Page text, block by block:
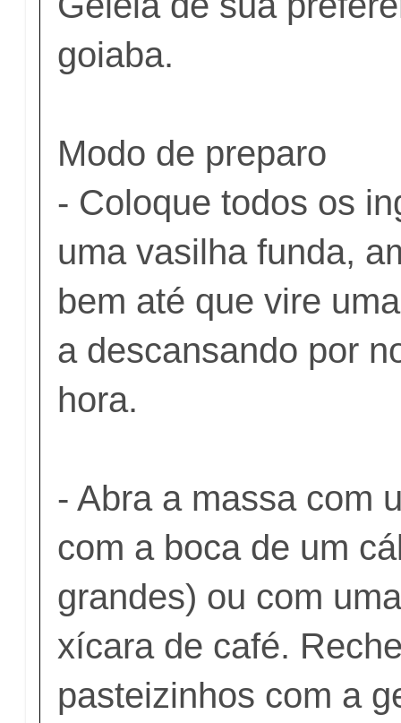
goiaba.
Modo de preparo
- Coloque todos os
uma vasilha funda,
bem até que vire
a descansando por
hora.
- Abra a massa com
com a boca de um
grandes) ou com
xícara de café.
pasteizinhos com a